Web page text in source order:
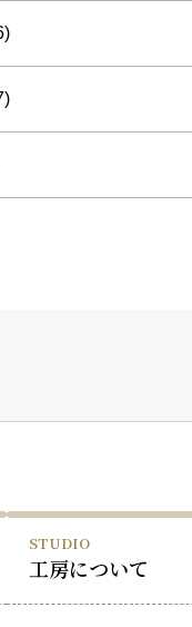
STUDIO
工房について